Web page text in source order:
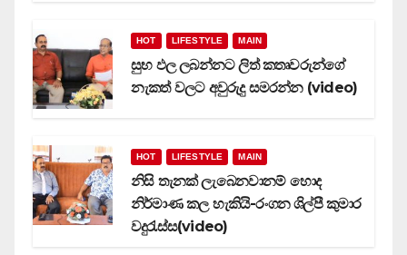
HOT LIFESTYLE MAIN
සුභ ඵල ලබන්නට ලිත් කතෘවරුන්ගේ
නැකත් වලට අවුරුදු සමරන්න (video)
HOT LIFESTYLE MAIN
නිසි තැනක් ලැබෙනවානම් හොද
නිර්මාණ කල හැකියි-රංගන ශිල්පී කුමාර
වදුරැස්ස(video)